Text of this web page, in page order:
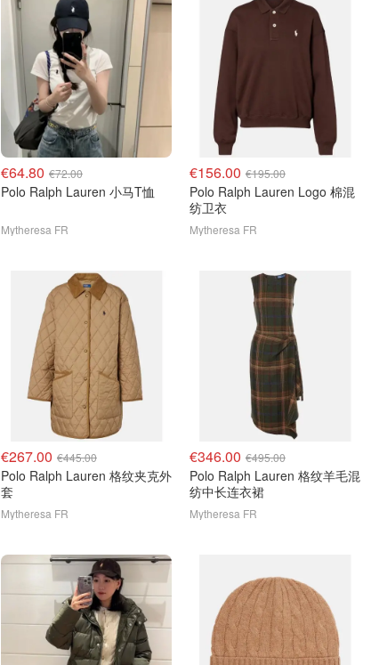
€64.80 €72.00
Polo Ralph Lauren 小马T恤
Mytheresa FR
€156.00 €195.00
Polo Ralph Lauren Logo 棉混
纺卫衣
Mytheresa FR
€267.00 €445.00
Polo Ralph Lauren 格纹夹克外
套
Mytheresa FR
€346.00 €495.00
Polo Ralph Lauren 格纹羊毛混
纺中长连衣裙
Mytheresa FR